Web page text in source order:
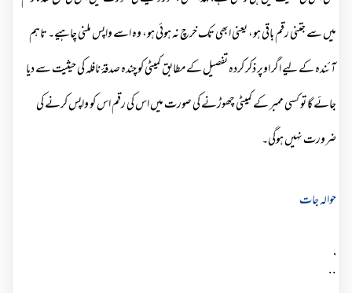
میں سے جتنی رقم باقی ہو، یعنی ابھی تک خرچ نہ ہوئی ہو، وہ اسے واپس ملنی چاہیے۔ تاہم
آئندہ کے لیے اگر اوپر ذکر کردہ تفصیل کے مطابق کمیٹی کو چندہ صدقۂ نافلہ کی حیثیت سے دیا
جائے گا تو کسی ممبر کے کمیٹی چھوڑنے کی صورت میں اس کی رقم اس کو واپس کرنے کی
ضرورت نہیں ہوگی۔
حوالہ جات
.
..